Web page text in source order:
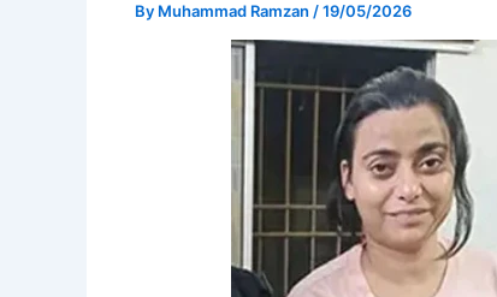
By Muhammad Ramzan /19/05/2026